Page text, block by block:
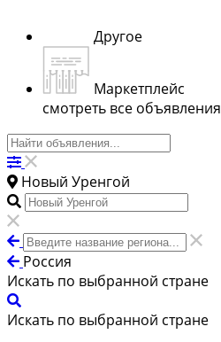
Другое
Маркетплейс
смотреть все объявления
Новый Уренгой
Россия
Искать по выбранной стране
Искать по выбранной стране